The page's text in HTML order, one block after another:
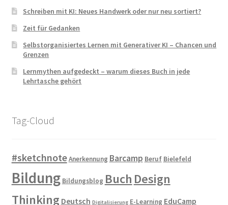
Schreiben mit KI: Neues Handwerk oder nur neu sortiert?
Zeit für Gedanken
Selbstorganisiertes Lernen mit Generativer KI – Chancen und
Grenzen
Lernmythen aufgedeckt – warum dieses Buch in jede
Lehrtasche gehört
Tag-Cloud
#sketchnoteAnerkennung Barcamp Beruf Bielefeld
Bildung Bildungsblog Buch Design
Thinking Deutsch Digitalisierung E-Learning EduCamp